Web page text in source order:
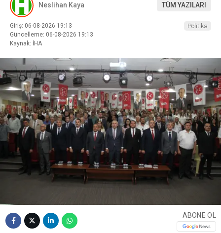
Neslihan Kaya TÜM YAZILARI
Giriş: 06-08-2026 19:13
Güncelleme: 06-08-2026 19:13
Kaynak: İHA
Politika
ABONE OL